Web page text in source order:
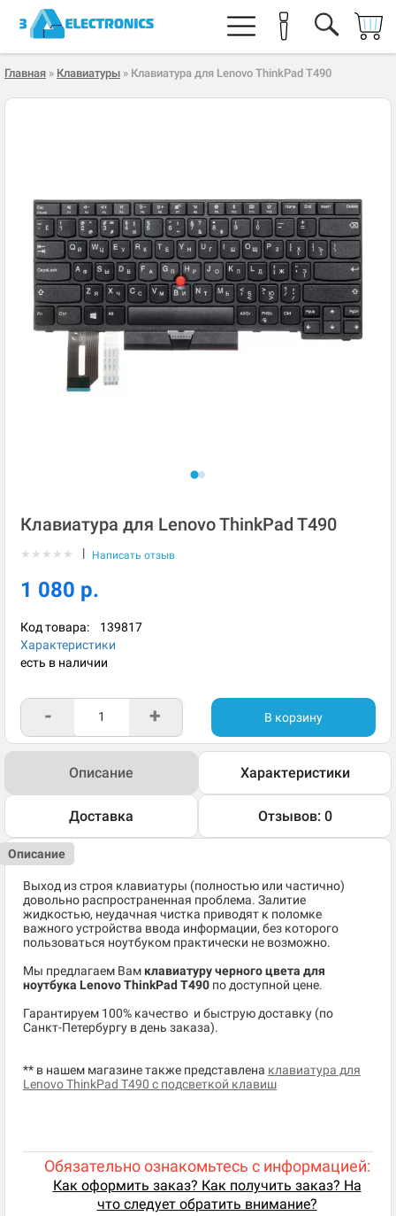
Главная » Клавиатуры » Клавиатура для Lenovo ThinkPad T490
Клавиатура для Lenovo ThinkPad T490
★ ★ ★ ★ ★ | Написать отзыв
1 080 р.
Код товара: 139817
Характеристики
есть в наличии
- + В корзину
Описание Характеристики
Доставка Отзывов: 0
Описание
Выход из строя клавиатуры (полностью или частично)
довольно распространенная проблема. Залитие
жидкостью, неудачная чистка приводят к поломке
важного устройства ввода информации, без которого
пользоваться ноутбуком практически не возможно.
Мы предлагаем Вам клавиатуру черного цвета для
ноутбука Lenovo ThinkPad T490 по доступной цене.
​Гарантируем 100% качество и быструю доставку (по
Санкт-Петербургу в день заказа).
** в нашем магазине также представлена клавиатура для
Lenovo ThinkPad T490 с подсветкой клавиш
Обязательно ознакомьтесь с информацией:
Как оформить заказ? Как получить заказ? На
что следует обратить внимание?